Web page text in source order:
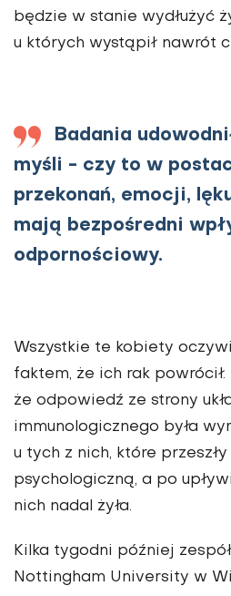
będzie w stanie wydłużyć
u których wystąpił nawrót
Badania
myśli - czy to w
przekonań, emocji,
mają bezpośredni
odpornościowy.
Wszystkie te kobiety
faktem, że ich rak powrócił.
że odpowiedź ze strony
immunologicznego była
u tych z nich, które
psychologiczną, a po
nich nadal żyła.
Kilka tygodni później
Nottingham University w